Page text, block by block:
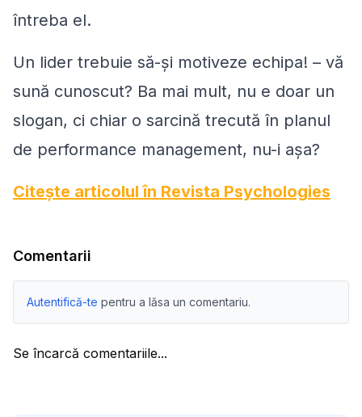
întreba el.
Un lider trebuie să-și motiveze echipa! – vă
sună cunoscut? Ba mai mult, nu e doar un
slogan, ci chiar o sarcină trecută în planul
de performance management, nu-i aşa?
Citește articolul în Revista Psychologies
Comentarii
Autentifică-te pentru a lăsa un comentariu.
Se încarcă comentariile...